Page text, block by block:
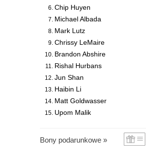
Chip Huyen
Michael Albada
Mark Lutz
Chrissy LeMaire
Brandon Abshire
Rishal Hurbans
Jun Shan
Haibin Li
Matt Goldwasser
Upom Malik
Bony podarunkowe »